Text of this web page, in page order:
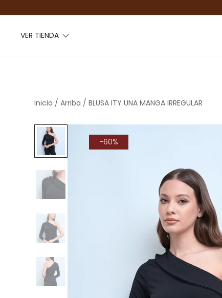
VER TIENDA
Inicio / Arriba / BLUSA ITY UNA MANGA IRREGULAR
-60%